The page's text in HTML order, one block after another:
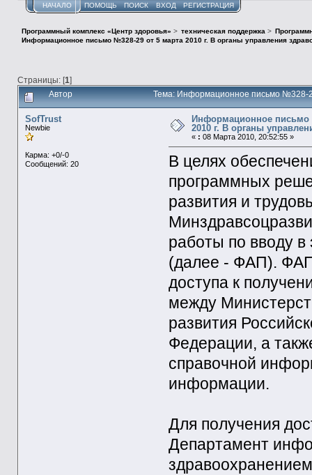
НАЧАЛО ПОМОЩЬ ПОИСК ВХОД РЕГИСТРАЦИЯ
Программный комплекс «Центр здоровья» > техническая поддержка >
Информационное письмо №328-29 от 5 марта 2010 г. В органы управления
Страницы: [1]
Автор Тема: Информационное письмо №328-
SofTrust
Newbie
Карма: +0/-0
Сообщений: 20
Информационное письмо
2010 г. В органы
« : 08 Марта 2010, 20:52:55 »
В целях
программных
развития и
работы по вводу
(далее - ФАП). ФАП
доступа к
между
развития
Федерации, а
справочной
информации.
Для получения
Департамент